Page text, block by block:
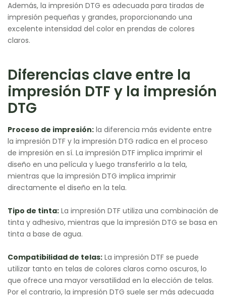
Además, la impresión DTG es adecuada para tiradas de
impresión pequeñas y grandes, proporcionando una
excelente intensidad del color en prendas de colores
claros.
Diferencias clave entre la
impresión DTF y la impresión
DTG
Proceso de impresión: la diferencia más evidente entre
la impresión DTF y la impresión DTG radica en el proceso
de impresión en sí. La impresión DTF implica imprimir el
diseño en una película y luego transferirlo a la tela,
mientras que la impresión DTG implica imprimir
directamente el diseño en la tela.
Tipo de tinta: La impresión DTF utiliza una combinación de
tinta y adhesivo, mientras que la impresión DTG se basa en
tinta a base de agua.
Compatibilidad de telas: La impresión DTF se puede
utilizar tanto en telas de colores claros como oscuros, lo
que ofrece una mayor versatilidad en la elección de telas.
Por el contrario, la impresión DTG suele ser más adecuada